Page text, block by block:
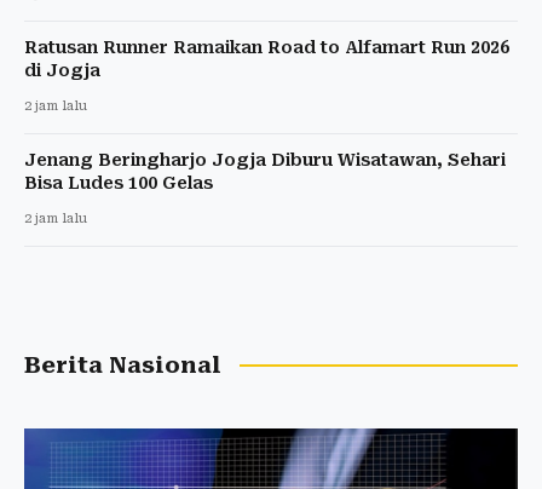
Ratusan Runner Ramaikan Road to Alfamart Run 2026
di Jogja
2 jam lalu
Jenang Beringharjo Jogja Diburu Wisatawan, Sehari
Bisa Ludes 100 Gelas
2 jam lalu
Berita Nasional